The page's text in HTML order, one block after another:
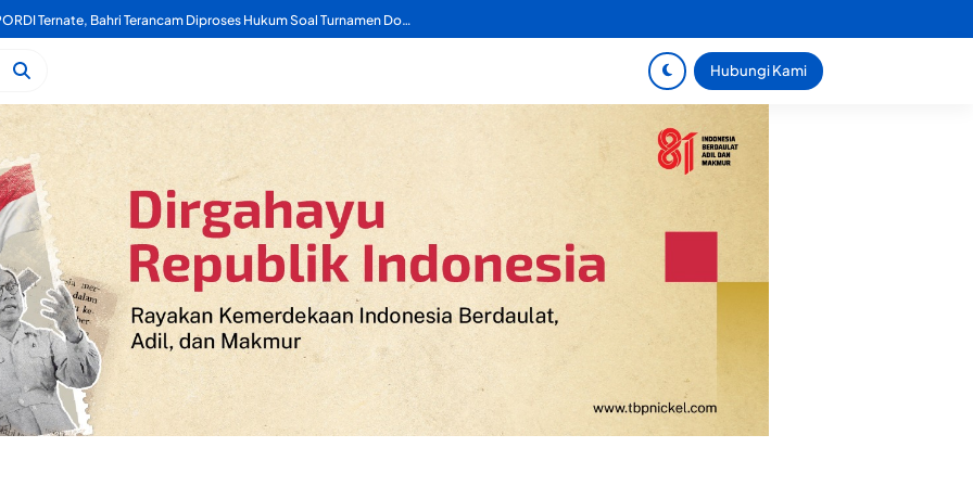
Mengaku Sekretaris PORDI Ternate, Bahri Terancam Diproses Hukum Soal Turnamen Domino Ake Gaale
Hubungi Kami